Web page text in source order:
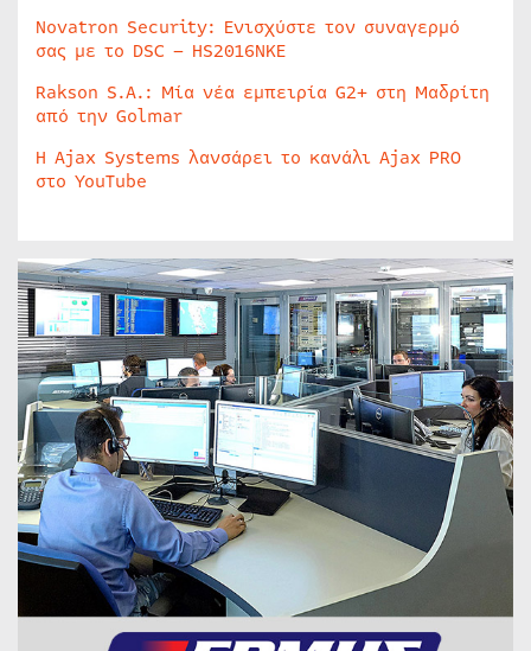
Novatron Security: Ενισχύστε τον συναγερμό
σας με το DSC – HS2016NKE
Rakson S.A.: Μία νέα εμπειρία G2+ στη Μαδρίτη
από την Golmar
Η Ajax Systems λανσάρει το κανάλι Ajax PRO
στο YouTube